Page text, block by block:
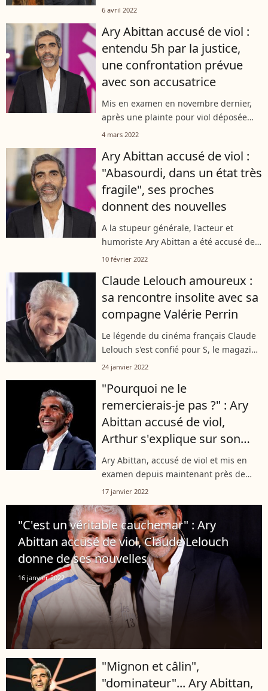
au Bon Dieu ?", troisième volet des
que la promo est lancée,...
6 avril 2022
Ary Abittan accusé de viol :
entendu 5h par la justice,
une confrontation prévue
avec son accusatrice
Mis en examen en novembre dernier,
après une plainte pour viol déposée
contre lui, Ary Abittan continue de faire
avance. Le comédien et humoriste...
4 mars 2022
Ary Abittan accusé de viol :
"Abasourdi, dans un état très
fragile", ses proches
donnent des nouvelles
A la stupeur générale, l'acteur et
humoriste Ary Abittan a été accusé de
viol par une jeune femme avec laquelle
son appartement parisien, il...
10 février 2022
Claude Lelouch amoureux :
sa rencontre insolite avec sa
compagne Valérie Perrin
Le légende du cinéma français Claude
Lelouch s'est confié pour S, le magazine
de Sophie Davant pour la sortie de son
L'occasion pour ce dernier...
24 janvier 2022
"Pourquoi ne le
remercierais-je pas ?" : Ary
Abittan accusé de viol,
Arthur s'explique sur son
hommage
Ary Abittan, accusé de viol et mis en
examen depuis maintenant près de
trois mois, est présumé innocent dans
à l'antenne de TF1, son ami...
17 janvier 2022
"C'est un véritable cauchemar" : Ary
Abittan accusé de viol, Claude Lelouch
donne de ses nouvelles
16 janvier 2022
"Mignon et câlin",
"dominateur"... Ary Abittan,